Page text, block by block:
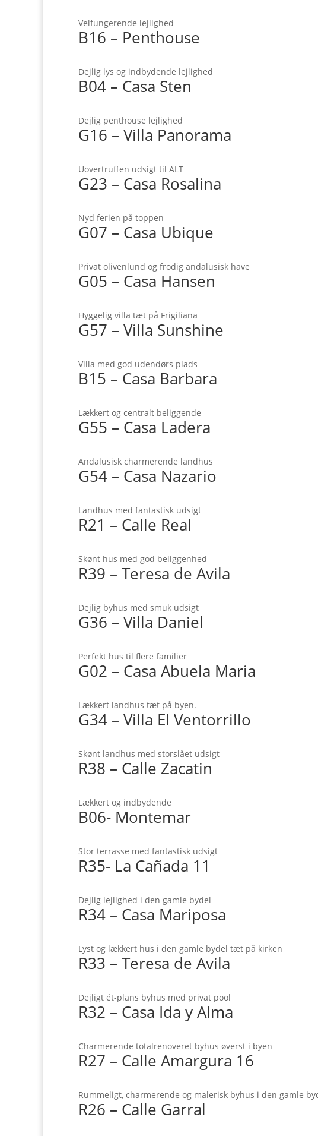
Velfungerende lejlighed
B16 – Penthouse
Dejlig lys og indbydende lejlighed
B04 – Casa Sten
Dejlig penthouse lejlighed
G16 – Villa Panorama
Uovertruffen udsigt til ALT
G23 – Casa Rosalina
Nyd ferien på toppen
G07 – Casa Ubique
Privat olivenlund og frodig andalusisk have
G05 – Casa Hansen
Hyggelig villa tæt på Frigiliana
G57 – Villa Sunshine
Villa med god udendørs plads
B15 – Casa Barbara
Lækkert og centralt beliggende
G55 – Casa Ladera
Andalusisk charmerende landhus
G54 – Casa Nazario
Landhus med fantastisk udsigt
R21 – Calle Real
Skønt hus med god beliggenhed
R39 – Teresa de Avila
Dejlig byhus med smuk udsigt
G36 – Villa Daniel
Perfekt hus til flere familier
G02 – Casa Abuela Maria
Lækkert landhus tæt på byen.
G34 – Villa El Ventorrillo
Skønt landhus med storslået udsigt
R38 – Calle Zacatin
Lækkert og indbydende
B06- Montemar
Stor terrasse med fantastisk udsigt
R35- La Cañada 11
Dejlig lejlighed i den gamle bydel
R34 – Casa Mariposa
Lyst og lækkert hus i den gamle bydel tæt på kirken
R33 – Teresa de Avila
Dejligt ét-plans byhus med privat pool
R32 – Casa Ida y Alma
Charmerende totalrenoveret byhus øverst i byen
R27 – Calle Amargura 16
Rummeligt, charmerende og malerisk byhus i den gamle
R26 – Calle Garral